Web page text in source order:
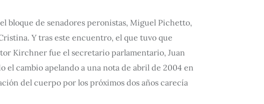
bloque de senadores peronistas, Miguel Pichetto,
Y tras este encuentro, el que tuvo que
Kirchner fue el secretario parlamentario, Juan
cambio apelando a una nota de abril de 2004 en
del cuerpo por los próximos dos años carecía